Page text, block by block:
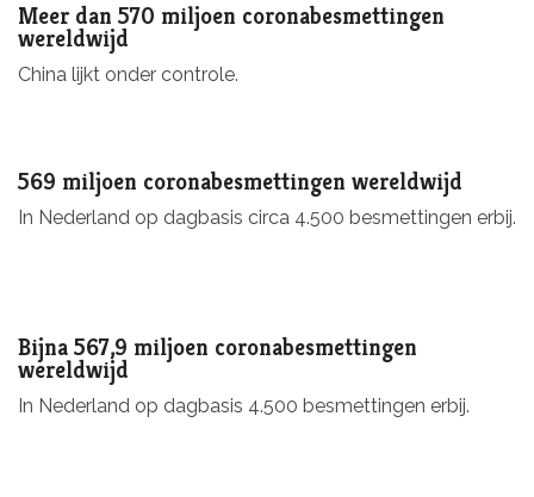
Meer dan 570 miljoen coronabesmettingen
wereldwijd
China lijkt onder controle.
569 miljoen coronabesmettingen wereldwijd
In Nederland op dagbasis circa 4.500 besmettingen erbij.
Bijna 567,9 miljoen coronabesmettingen
wereldwijd
In Nederland op dagbasis 4.500 besmettingen erbij.